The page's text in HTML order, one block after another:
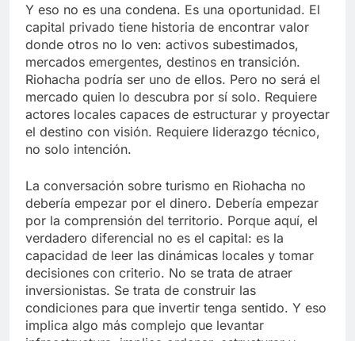
Y eso no es una condena. Es una oportunidad. El
capital privado tiene historia de encontrar valor
donde otros no lo ven: activos subestimados,
mercados emergentes, destinos en transición.
Riohacha podría ser uno de ellos. Pero no será el
mercado quien lo descubra por sí solo. Requiere
actores locales capaces de estructurar y proyectar
el destino con visión. Requiere liderazgo técnico,
no solo intención.
La conversación sobre turismo en Riohacha no
debería empezar por el dinero. Debería empezar
por la comprensión del territorio. Porque aquí, el
verdadero diferencial no es el capital: es la
capacidad de leer las dinámicas locales y tomar
decisiones con criterio. No se trata de atraer
inversionistas. Se trata de construir las
condiciones para que invertir tenga sentido. Y eso
implica algo más complejo que levantar